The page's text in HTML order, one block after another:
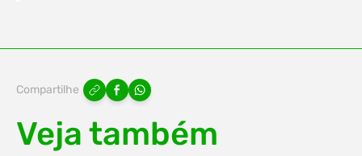
Compartilhe
Veja também